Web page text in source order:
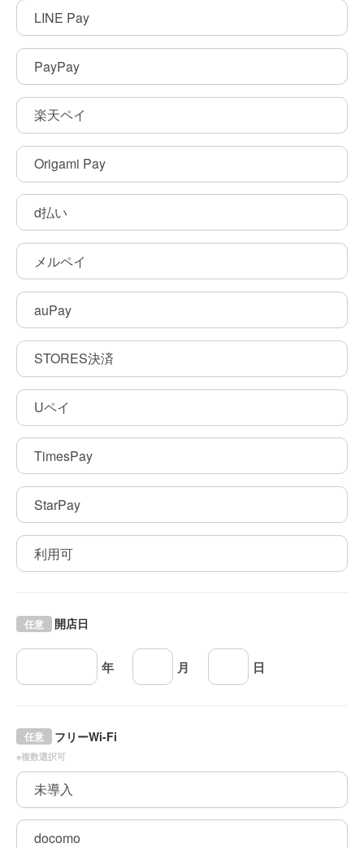
LINE Pay
PayPay
楽天ペイ
Origami Pay
d払い
メルペイ
auPay
STORES決済
Uペイ
TimesPay
StarPay
利用可
開店日
任意
年 月 日
フリーWi-Fi
任意
※複数選択可
未導入
docomo